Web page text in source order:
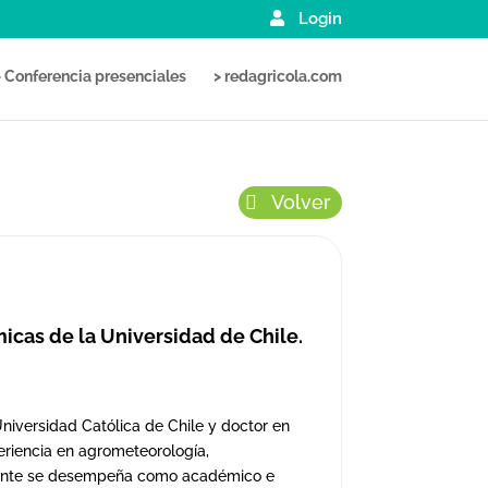
Login
Conferencia presenciales > redagricola.com
Volver
de la Universidad de Chile.
Católica de Chile y doctor en
en agrometeorología,
se desempeña como académico e